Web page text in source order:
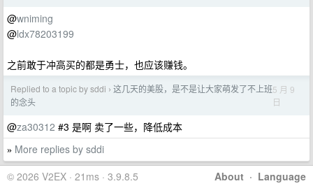
@wniming
@ldx78203199
之前敢于冲高买的都是勇士，也应该赚钱。
Replied to a topic by sddi › 这几天的美股，是不是让大家萌发了不上班
的念头
5 月 9
日
@za30312 #3 是啊 卖了一些，降低成本
» More replies by sddi
About · Language
© 2026 V2EX · 21ms · 3.9.8.5